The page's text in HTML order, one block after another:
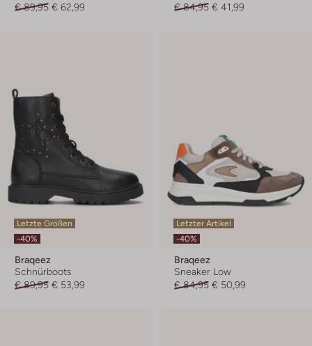
€ 89,95 € 62,99
€ 84,95 € 41,99
Letzte Größen
-40%
Braqeez
Schnürboots
€ 89,95 € 53,99
Letzter Artikel
-40%
Braqeez
Sneaker Low
€ 84,95 € 50,99